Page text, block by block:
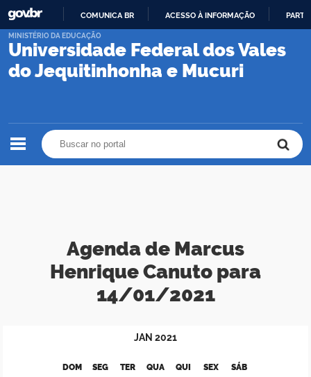
PARA
CONTEÚDO
COMUNICA BR ACESSO À INFORMAÇÃO
Universidade Federal dos Vales
do Jequitinhonha e Mucuri
MINISTÉRIO DA EDUCAÇÃO
Agenda de Marcus
Henrique Canuto para
14/01/2021
JAN 2021
DOM SEG TER QUA QUI SEX SÁB